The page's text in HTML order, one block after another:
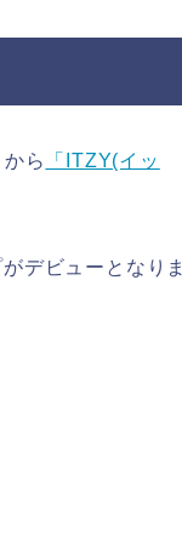
ら
「ITZY(イッ
デビューとなりま